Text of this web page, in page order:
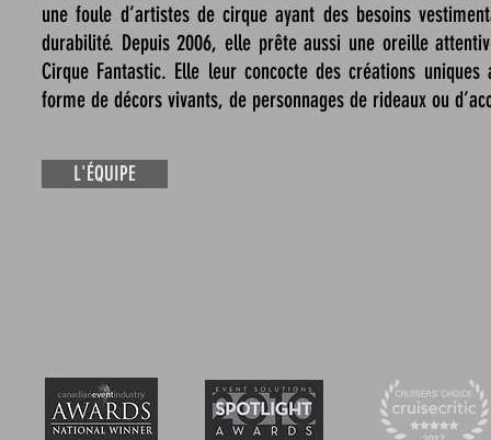
une foule d’artistes de cirque ayant des besoins
durabilité. Depuis 2006, elle prête aussi une oreille
Cirque Fantastic. Elle leur concocte des créations
forme de décors vivants, de personnages de rideaux ou
L'ÉQUIPE